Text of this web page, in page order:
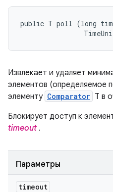
public T poll (long
Извлекает и удаляет
элементов (определяемое
элементу Comparator T в
Блокирует доступ к
timeout.
Параметры
timeout